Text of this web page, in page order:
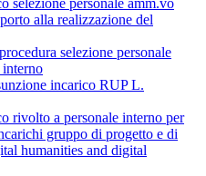
selezione personale amm.vo
alla realizzazione del
selezione personale
incarico RUP L.
rivolto a personale interno per
gruppo di progetto e di
humanities and digital